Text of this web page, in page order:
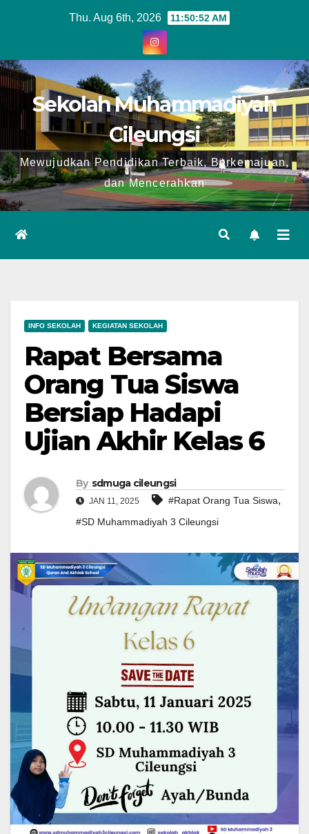
Thu. Aug 6th, 2026 11:50:53 AM
Sekolah Muhammadiyah
Cileungsi
Mewujudkan Pendidikan Terbaik, Berkemajuan,
dan Mencerahkan
INFO SEKOLAH KEGIATAN SEKOLAH
Rapat Bersama
Orang Tua Siswa
Bersiap Hadapi
Ujian Akhir Kelas 6
By sdmuga cileungsi
JAN 11, 2025 #Rapat Orang Tua Siswa,
#SD Muhammadiyah 3 Cileungsi